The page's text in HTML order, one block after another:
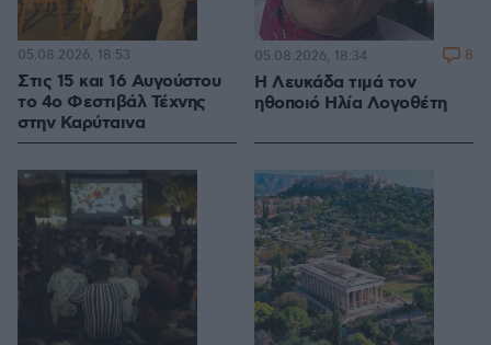
Στις 15 και 16 Αυγούστου
το 4ο Φεστιβάλ Τέχνης
στην Καρύταινα
05.08.2026, 18:53
Η Λευκάδα τιμά τον
ηθοποιό Ηλία Λογοθέτη
05.08.2026, 18:34 8